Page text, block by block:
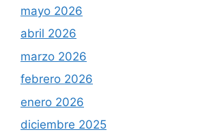
mayo 2026
abril 2026
marzo 2026
febrero 2026
enero 2026
diciembre 2025